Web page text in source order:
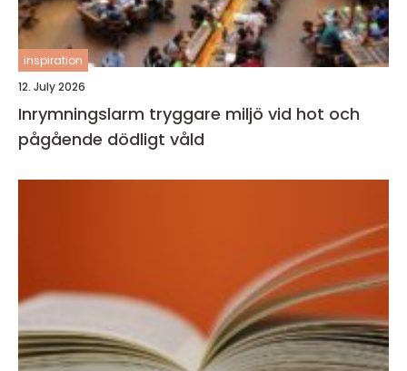
inspiration
12. July 2026
Inrymningslarm tryggare miljö vid hot och
pågående dödligt våld